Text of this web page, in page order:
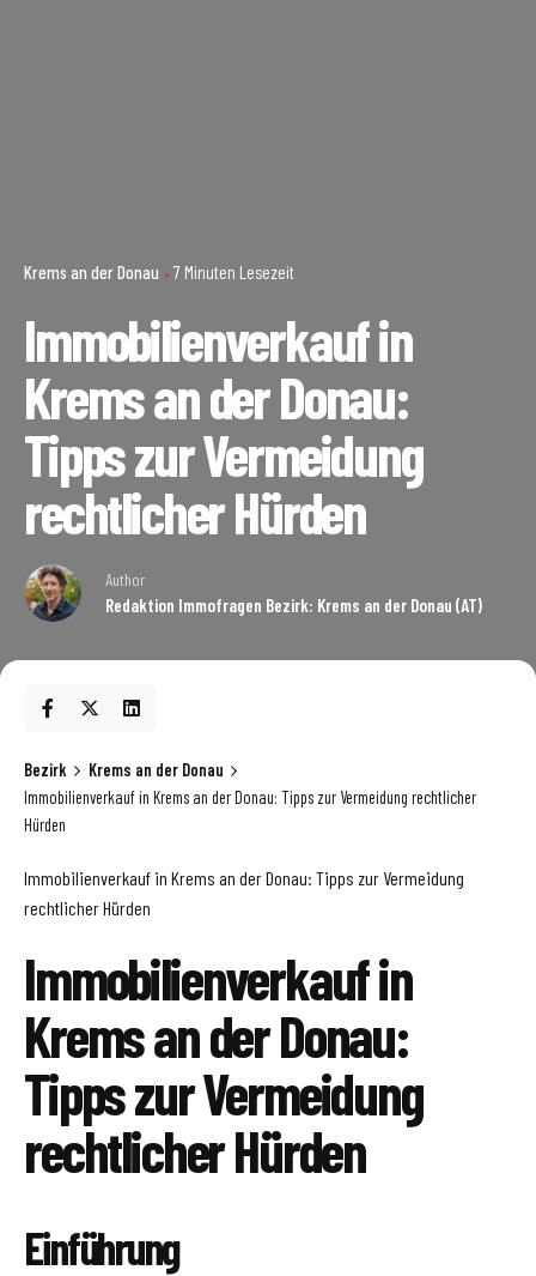
Krems an der Donau 7 Minuten Lesezeit
Immobilienverkauf in
Krems an der Donau:
Tipps zur Vermeidung
rechtlicher Hürden
Author
Redaktion Immofragen Bezirk: Krems an der Donau (AT)
Bezirk
Krems an der Donau
Immobilienverkauf in Krems an der Donau: Tipps zur Vermeidung rechtlicher
Hürden
Immobilienverkauf in Krems an der Donau: Tipps zur Vermeidung
rechtlicher Hürden
Immobilienverkauf in
Krems an der Donau:
Tipps zur Vermeidung
rechtlicher Hürden
Einführung